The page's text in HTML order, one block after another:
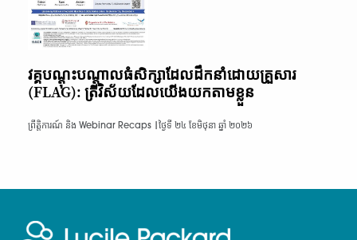
វគ្គបណ្តុះបណ្តាលធំសិក្សាដែលដឹកនាំដោយគ្រួសារ
(FLAG): ត្រីវិស័យដែលយើងយកតាមខ្លួន
ព្រឹត្តិការណ៍ និង Webinar Recaps | ថ្ងៃទី ២៤ ខែមិថុនា ឆ្នាំ ២០២៦